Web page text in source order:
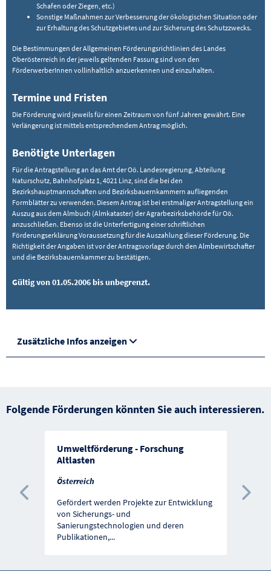
Schafen oder Ziegen, etc.)
Sonstige Maßnahmen zur Verbesserung der ökologischen Situation oder
zur Erhaltung des Schutzgebietes und zur Sicherung des Schutzzwecks.
Die Bestimmungen der Allgemeinen Förderungsrichtlinien des Landes
Oberösterreich in der jeweils geltenden Fassung sind von den
FörderwerberInnen vollinhaltlich anzuerkennen und einzuhalten.
Termine und Fristen
Die Förderung wird jeweils für einen Zeitraum von fünf Jahren gewährt. Eine
Verlängerung ist mittels entsprechendem Antrag möglich.
Benötigte Unterlagen
Für die Antragstellung an das Amt der Oö. Landesregierung, Abteilung
Naturschutz, Bahnhofplatz 1, 4021 Linz, sind die bei den
Bezirkshauptmannschaften und Bezirksbauernkammern aufliegenden
Formblätter zu verwenden. Diesem Antrag ist bei erstmaliger Antragstellung ein
Auszug aus dem Almbuch (Almkataster) der Agrarbezirksbehörde für Oö.
anzuschließen. Ebenso ist die Unterfertigung einer schriftlichen
Förderungserklärung Voraussetzung für die Auszahlung dieser Förderung. Die
Richtigkeit der Angaben ist vor der Antragsvorlage durch den Almbewirtschafter
und die Bezirksbauernkammer zu bestätigen.
Gültig von 01.05.2006 bis unbegrenzt.
Zusätzliche Infos anzeigen
Folgende Förderungen könnten Sie auch interessieren.
Umweltförderung - Forschung
Altlasten
Österreich
Gefördert werden Projekte zur Entwicklung
von Sicherungs- und
Sanierungstechnologien und deren
Publikationen,...
Vorherige Förderung